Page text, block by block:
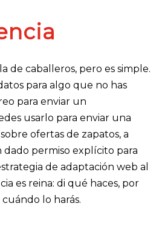
de caballeros, pero es simple.
para algo que no has
para enviar un
usarlo para enviar una
ofertas de zapatos, a
dado permiso explícito para
de adaptación web al
es reina: di qué haces, por
lo harás.